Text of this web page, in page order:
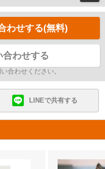
わせする(無料)
合わせする
合わせください。
LINEで共有する